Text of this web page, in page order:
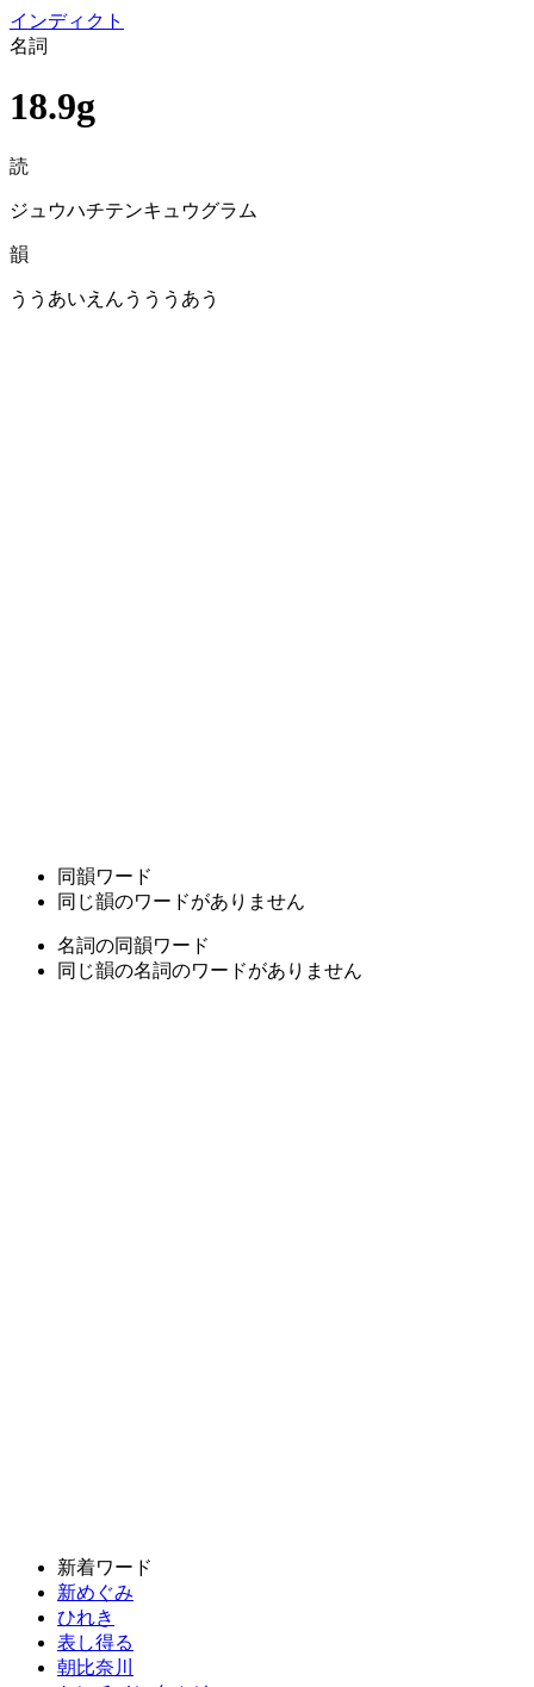
インディクト
名詞
18.9g
読
ジュウハチテンキュウグラム
韻
ううあいえんうううあう
同韻ワード
同じ韻のワードがありません
名詞の同韻ワード
同じ韻の名詞のワードがありません
新着ワード
新めぐみ
ひれき
表し得る
朝比奈川